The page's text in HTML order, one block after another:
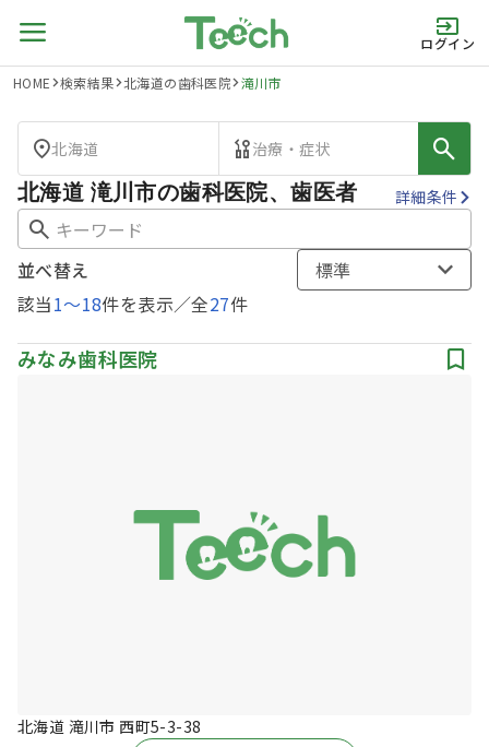
ログイン
HOME 検索結果 北海道の歯科医院 滝川市
北海道 治療・症状
北海道 滝川市の歯科医院、歯医者 詳細条件
該当1〜18件を表示／全27件
並べ替え 標準
みなみ歯科医院
北海道 滝川市 西町5-3-38